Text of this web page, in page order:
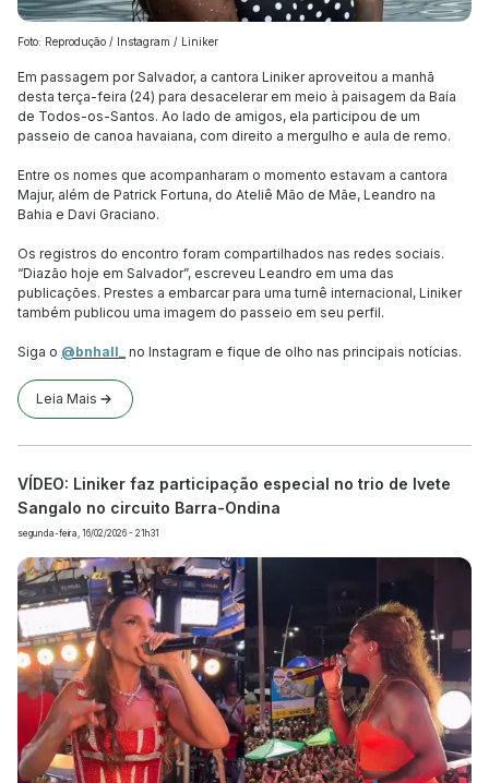
Foto: Reprodução / Instagram / Liniker
Em passagem por Salvador, a cantora Liniker aproveitou a manhã
desta terça-feira (24) para desacelerar em meio à paisagem da Baía
de Todos-os-Santos. Ao lado de amigos, ela participou de um
passeio de canoa havaiana, com direito a mergulho e aula de remo.
Entre os nomes que acompanharam o momento estavam a cantora
Majur, além de Patrick Fortuna, do Ateliê Mão de Mãe, Leandro na
Bahia e Davi Graciano.
Os registros do encontro foram compartilhados nas redes sociais.
“Diazão hoje em Salvador”, escreveu Leandro em uma das
publicações. Prestes a embarcar para uma turnê internacional, Liniker
também publicou uma imagem do passeio em seu perfil.
Siga o @bnhall_ no Instagram e fique de olho nas principais notícias.
Leia Mais
VÍDEO: Liniker faz participação especial no trio de Ivete
Sangalo no circuito Barra-Ondina
segunda-feira, 16/02/2026 - 21h31